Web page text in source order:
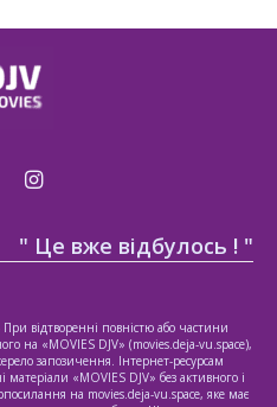
" Це вже відбулось ! "
відтворенні повністю або частини
на «MOVIES DJV» (movies.deja-vu.space),
запозичення. Інтернет-ресурсам
«MOVIES DJV» без активного і
на movies.deja-vu.space, яке має